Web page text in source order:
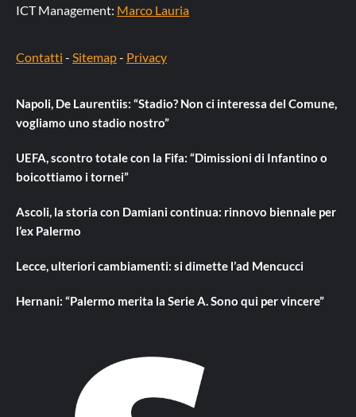
ICT Management: Marco Lauria
Contatti - Sitemap- Privacy
Napoli, De Laurentiis: “Stadio? Non ci interessa del Comune,
vogliamo uno stadio nostro”
UEFA, scontro totale con la Fifa: “Dimissioni di Infantino o
boicottiamo i tornei”
Ascoli, la storia con Damiani continua: rinnovo biennale per
l’ex Palermo
Lecce, ulteriori cambiamenti: si dimette l’ad Mencucci
Hernani: “Palermo merita la Serie A. Sono qui per vincere”